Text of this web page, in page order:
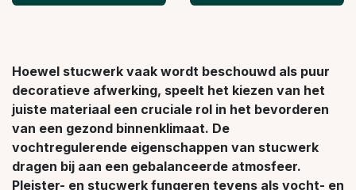
Hoewel stucwerk vaak wordt beschouwd als puur
decoratieve afwerking, speelt het kiezen van het
juiste materiaal een cruciale rol in het bevorderen
van een gezond binnenklimaat. De
vochtregulerende eigenschappen van stucwerk
dragen bij aan een gebalanceerde atmosfeer.
Pleister- en stucwerk fungeren tevens als vocht- en